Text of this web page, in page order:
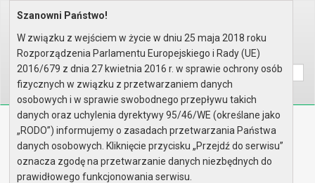
Home Organy Rada Miejska
Wyszukaj na stronie:
A AA
Biuletyn Informacji Publicznej
Urząd Miasta i Gminy w Gryfinie
Szanowni Państwo!
W związku z wejściem w życie w dniu 25 maja 2018 roku
Rozporządzenia Parlamentu Europejskiego i Rady (UE)
2016/679 z dnia 27 kwietnia 2016 r. w sprawie ochrony osób
fizycznych w związku z przetwarzaniem danych
osobowych i w sprawie swobodnego przepływu takich
danych oraz uchylenia dyrektywy 95/46/WE (określane jako
„RODO”) informujemy o zasadach przetwarzania Państwa
danych osobowych. Kliknięcie przycisku „Przejdź do serwisu”
oznacza zgodę na przetwarzanie danych niezbędnych do
prawidłowego funkcjonowania serwisu.